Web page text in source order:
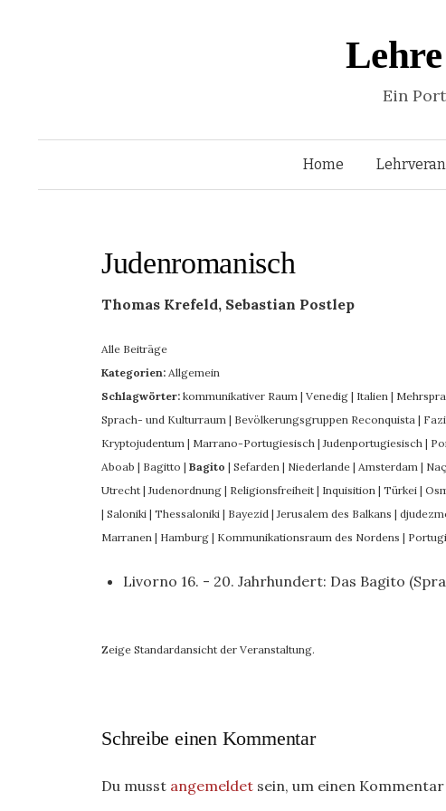
Ein
Home
Judenromanisch
Thomas Krefeld, Sebastian Postlep
Alle Beiträge
Kategorien: Allgemein
Schlagwörter: kommunikativer Raum | Venedig | Italien |
Sprach- und Kulturraum | Bevölkerungsgruppen Reconquista |
Kryptojudentum | Marrano-Portugiesisch |Judenportugiesisch |
Aboab | Bagitto | Bagito | Sefarden | Niederlande | Amsterdam |
Utrecht |Judenordnung | Religionsfreiheit | Inquisition | Türkei |
| Saloniki | Thessaloniki | Bayezid |Jerusalem des Balkans |
Marranen | Hamburg | Kommunikationsraum des Nordens |
Livorno 16. - 20. Jahrhundert: Das Bagito
Zeige Standardansicht der Veranstaltung.
Schreibe einen Kommentar
Du musst angemeldet sein, um einen Kommentar